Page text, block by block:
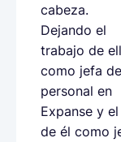
cabeza.
Dejando el
trabajo de
como jefa de
personal en
Expanse y el
de él como